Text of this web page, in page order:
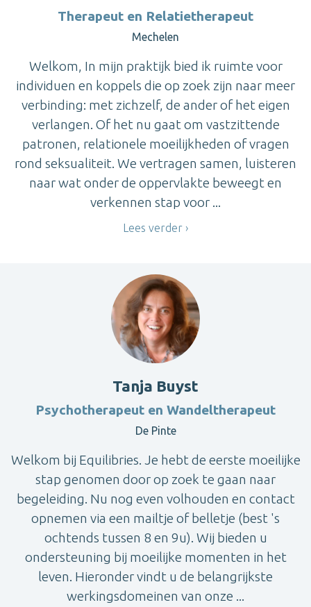
Therapeut en Relatietherapeut
Mechelen
Welkom, In mijn praktijk bied ik ruimte voor
individuen en koppels die op zoek zijn naar meer
verbinding: met zichzelf, de ander of het eigen
verlangen. Of het nu gaat om vastzittende
patronen, relationele moeilijkheden of vragen
rond seksualiteit. We vertragen samen, luisteren
naar wat onder de oppervlakte beweegt en
verkennen stap voor ...
Lees verder
Tanja Buyst
Psychotherapeut en Wandeltherapeut
De Pinte
Welkom bij Equilibries. Je hebt de eerste moeilijke
stap genomen door op zoek te gaan naar
begeleiding. Nu nog even volhouden en contact
opnemen via een mailtje of belletje (best 's
ochtends tussen 8 en 9u). Wij bieden u
ondersteuning bij moeilijke momenten in het
leven. Hieronder vindt u de belangrijkste
werkingsdomeinen van onze ...